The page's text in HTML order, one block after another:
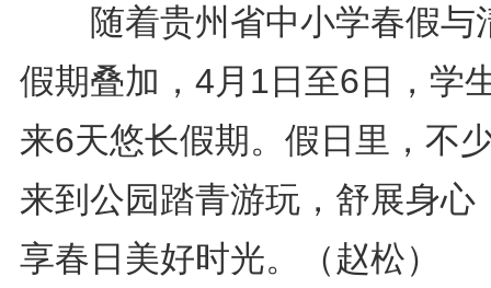
随着贵州省中小学春假与
假期叠加，4月1日至6日，学
来6天悠长假期。假日里，不
来到公园踏青游玩，舒展身心
享春日美好时光。（赵松）